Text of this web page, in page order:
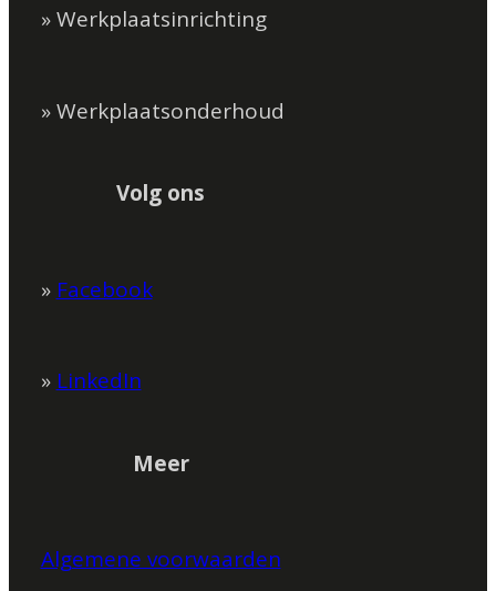
» Werkplaatsinrichting
» Werkplaatsonderhoud
Volg ons
» Facebook
» LinkedIn
Meer
Algemene voorwaarden